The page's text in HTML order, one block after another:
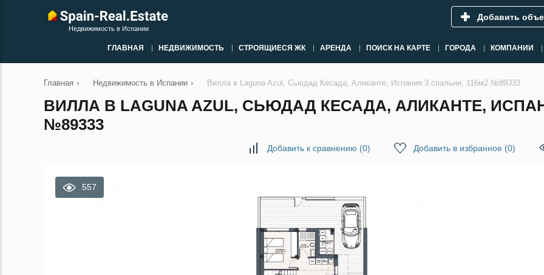
Недвижимость в Испании
Добавить
ГЛАВНАЯ НЕДВИЖИМОСТЬ СТРОЯЩИЕСЯ ЖК АРЕНДА ПОИСК НА КАРТЕ ГОРОДА КОМПАНИИ
Главная › Недвижимость в Испании › Вилла в Laguna Azul, Сьюдад Кесада, Аликанте, Испания 3 спальни, 116м2 №89333
ВИЛЛА В LAGUNA AZUL, СЬЮДАД КЕСАДА, АЛИКАНТЕ,
№89333
Добавить к сравнению (0) Добавить в избранное (0)
557